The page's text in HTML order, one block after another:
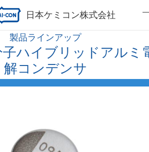
日本ケミコン株式会社
製品ラインアップ
ハイブリッドアルミ
解コンデンサ